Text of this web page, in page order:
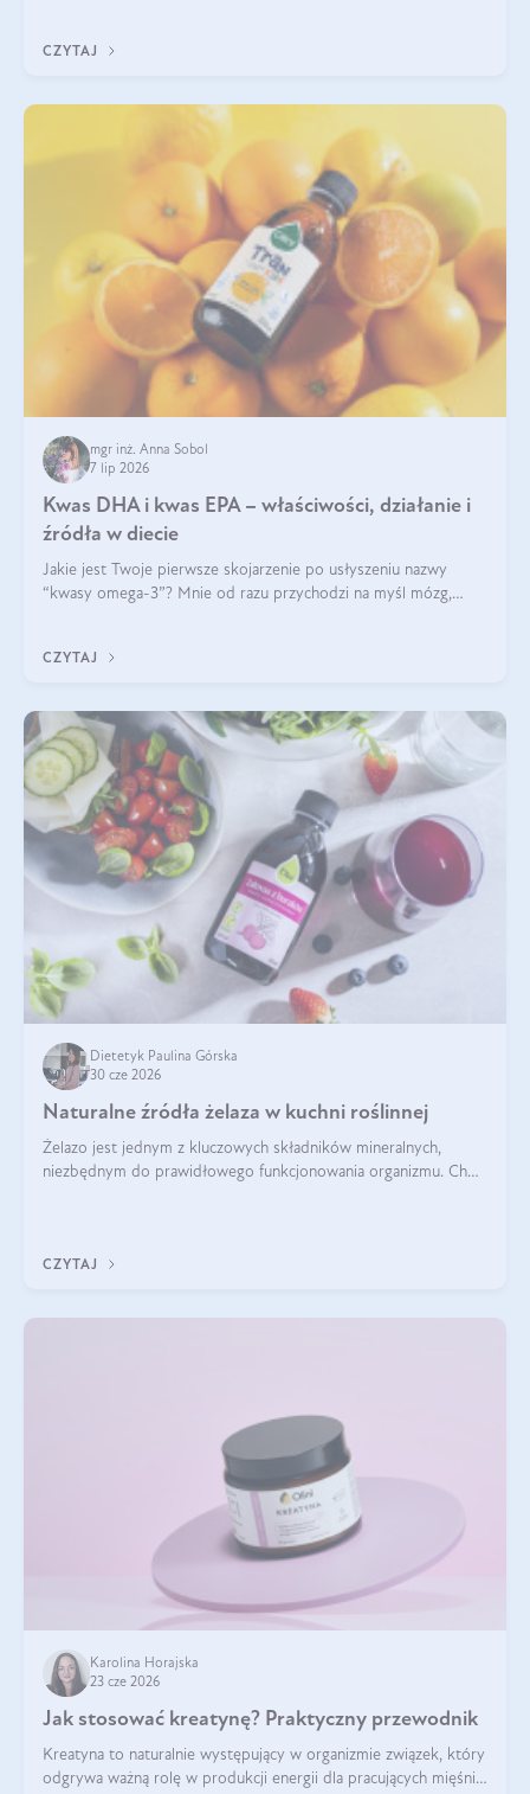
CZYTAJ
mgr inż. Anna Sobol
7 lip 2026
Kwas DHA i kwas EPA – właściwości, działanie i
źródła w diecie
Jakie jest Twoje pierwsze skojarzenie po usłyszeniu nazwy
“kwasy omega-3”? Mnie od razu przychodzi na myśl mózg,
EPA.
CZYTAJ
Dietetyk Paulina Górska
30 cze 2026
Naturalne źródła żelaza w kuchni roślinnej
Żelazo jest jednym z kluczowych składników mineralnych,
niezbędnym do prawidłowego funkcjonowania organizmu. Choć
CZYTAJ
Karolina Horajska
23 cze 2026
Jak stosować kreatynę? Praktyczny przewodnik
Kreatyna to naturalnie występujący w organizmie związek, który
odgrywa ważną rolę w produkcji energii dla pracujących mięśni.